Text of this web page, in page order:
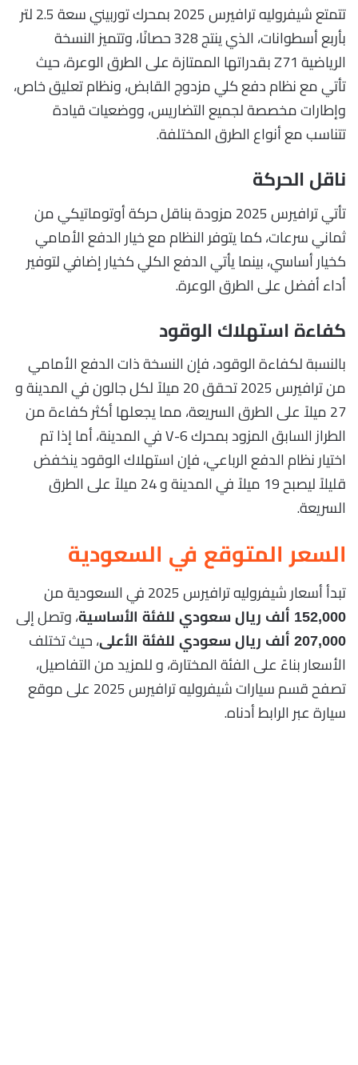
تتمتع شيفروليه ترافيرس 2025 بمحرك توربيني سعة 2.5 لتر
بأربع أسطوانات، الذي ينتج 328 حصانًا، وتتميز النسخة
الرياضية Z71 بقدراتها الممتازة على الطرق الوعرة، حيث
تأتي مع نظام دفع كلي مزدوج القابض، ونظام تعليق خاص،
وإطارات مخصصة لجميع التضاريس، ووضعيات قيادة
تتناسب مع أنواع الطرق المختلفة.
ناقل الحركة
تأتي ترافيرس 2025 مزودة بناقل حركة أوتوماتيكي من
ثماني سرعات، كما يتوفر النظام مع خيار الدفع الأمامي
كخيار أساسي، بينما يأتي الدفع الكلي كخيار إضافي لتوفير
أداء أفضل على الطرق الوعرة.
كفاءة استهلاك الوقود
بالنسبة لكفاءة الوقود، فإن النسخة ذات الدفع الأمامي
من ترافيرس 2025 تحقق 20 ميلاً لكل جالون في المدينة و
27 ميلاً على الطرق السريعة، مما يجعلها أكثر كفاءة من
الطراز السابق المزود بمحرك V-6 في المدينة، أما إذا تم
اختيار نظام الدفع الرباعي، فإن استهلاك الوقود ينخفض
قليلاً ليصبح 19 ميلاً في المدينة و 24 ميلاً على الطرق
السريعة.
السعر المتوقع في السعودية
تبدأ أسعار شيفروليه ترافيرس 2025 في السعودية من
152,000 ألف ريال سعودي للفئة الأساسية ، وتصل إلى
207,000 ألف ريال سعودي للفئة الأعلى
، حيث تختلف
الأسعار بناءً على الفئة المختارة، و للمزيد من التفاصيل،
تصفح قسم سيارات شيفروليه ترافيرس 2025 على موقع
سيارة عبر الرابط أدناه.